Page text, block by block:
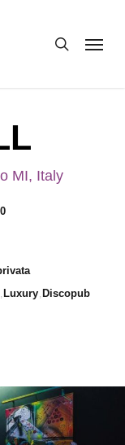
search
Menu
MI, Italy
, Luxury, Discopub